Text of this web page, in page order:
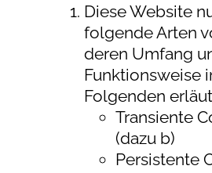
Diese Website
folgende Arten
deren Umfang
Funktionsweise
Folgenden
Transiente
(dazu b)
Persistente